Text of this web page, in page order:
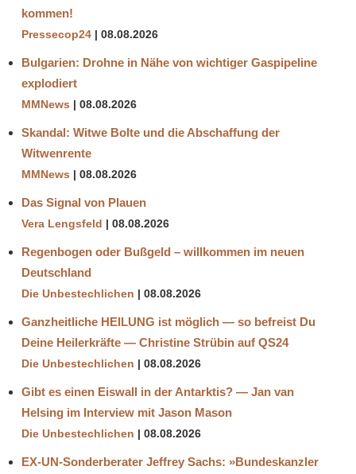
kommen!
Pressecop24 08.08.2026
Bulgarien: Drohne in Nähe von wichtiger Gaspipeline
explodiert
MMNews 08.08.2026
Skandal: Witwe Bolte und die Abschaffung der
Witwenrente
MMNews 08.08.2026
Das Signal von Plauen
Vera Lengsfeld 08.08.2026
Regenbogen oder Bußgeld – willkommen im neuen
Deutschland
Die Unbestechlichen 08.08.2026
Ganzheitliche HEILUNG ist möglich — so befreist Du
Deine Heilerkräfte — Christine Strübin auf QS24
Die Unbestechlichen 08.08.2026
Gibt es einen Eiswall in der Antarktis? — Jan van
Helsing im Interview mit Jason Mason
Die Unbestechlichen 08.08.2026
EX-UN-Sonderberater Jeffrey Sachs: »Bundeskanzler